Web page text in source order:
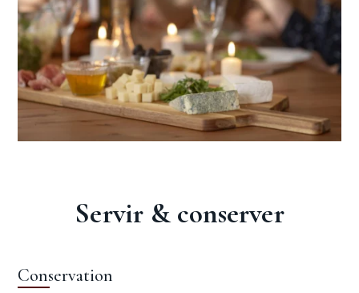
Servir & conserver
Conservation